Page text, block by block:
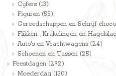
Cijfers (13)
Figuren (55)
Gereedschappen en Schrijf
Flikken , Krakelingen en
Auto's en Vrachtwagens (24)
Schoenen en Tassen (25)
Feestdagen (292)
Moederdag (130)